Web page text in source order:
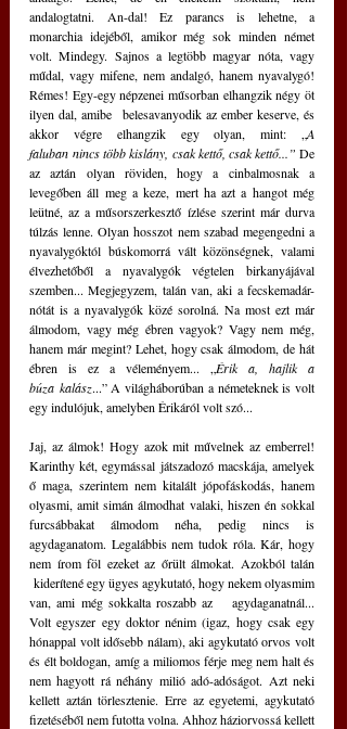
andalogtatni. An-dal! Ez parancs is lehetne, a
monarchia idejéből, amikor még sok minden német
volt. Mindegy. Sajnos a legtöbb magyar nóta, vagy
műdal, vagy mifene, nem andalgó, hanem nyavalygó!
Rémes! Egy-egy népzenei műsorban elhangzik négy öt
ilyen dal, amibe  belesavanyodik az ember keserve, és
akkor végre elhangzik egy olyan, mint: „A
faluban nincs több kislány, csak kettő, csak kettő...” De
az aztán olyan röviden, hogy a cinbalmosnak a
levegőben áll meg a keze, mert ha azt a hangot még
leütné, az a műsorszerkesztő ízlése szerint már durva
túlzás lenne. Olyan hosszot nem szabad megengedni a
nyavalygóktól búskomorrá vált közönségnek, valami
élvezhetőből a nyavalygók végtelen birkanyájával
szemben... Megjegyzem, talán van, aki a fecskemadár-
nótát is a nyavalygók közé sorolná. Na most ezt már
álmodom, vagy még ébren vagyok? Vagy nem még,
hanem már megint? Lehet, hogy csak álmodom, de hát
ébren is ez a véleményem... „ Érik a, hajlik a
búza kalász...” A világháborúban a németeknek is volt
egy indulójuk, amelyben Érikáról volt szó...
Jaj, az álmok! Hogy azok mit művelnek az emberrel!
Karinthy két, egymással játszadozó macskája, amelyek
ő maga, szerintem nem kitalált jópofáskodás, hanem
olyasmi, amit simán álmodhat valaki, hiszen én sokkal
furcsábbakat álmodom néha, pedig nincs is
agydaganatom. Legalábbis nem tudok róla. Kár, hogy
nem írom föl ezeket az őrült álmokat. Azokból talán
kiderítené egy ügyes agykutató, hogy nekem olyasmim
van, ami még sokkalta roszabb az   agydaganatnál...
Volt egyszer egy doktor nénim (igaz, hogy csak egy
hónappal volt idősebb nálam), aki agykutató orvos volt
és élt boldogan, amíg a miliomos férje meg nem halt és
nem hagyott rá néhány milió adó-adóságot. Azt neki
kellett aztán törlesztenie. Erre az egyetemi, agykutató
fizetéséből nem futotta volna. Ahhoz háziorvossá kellett